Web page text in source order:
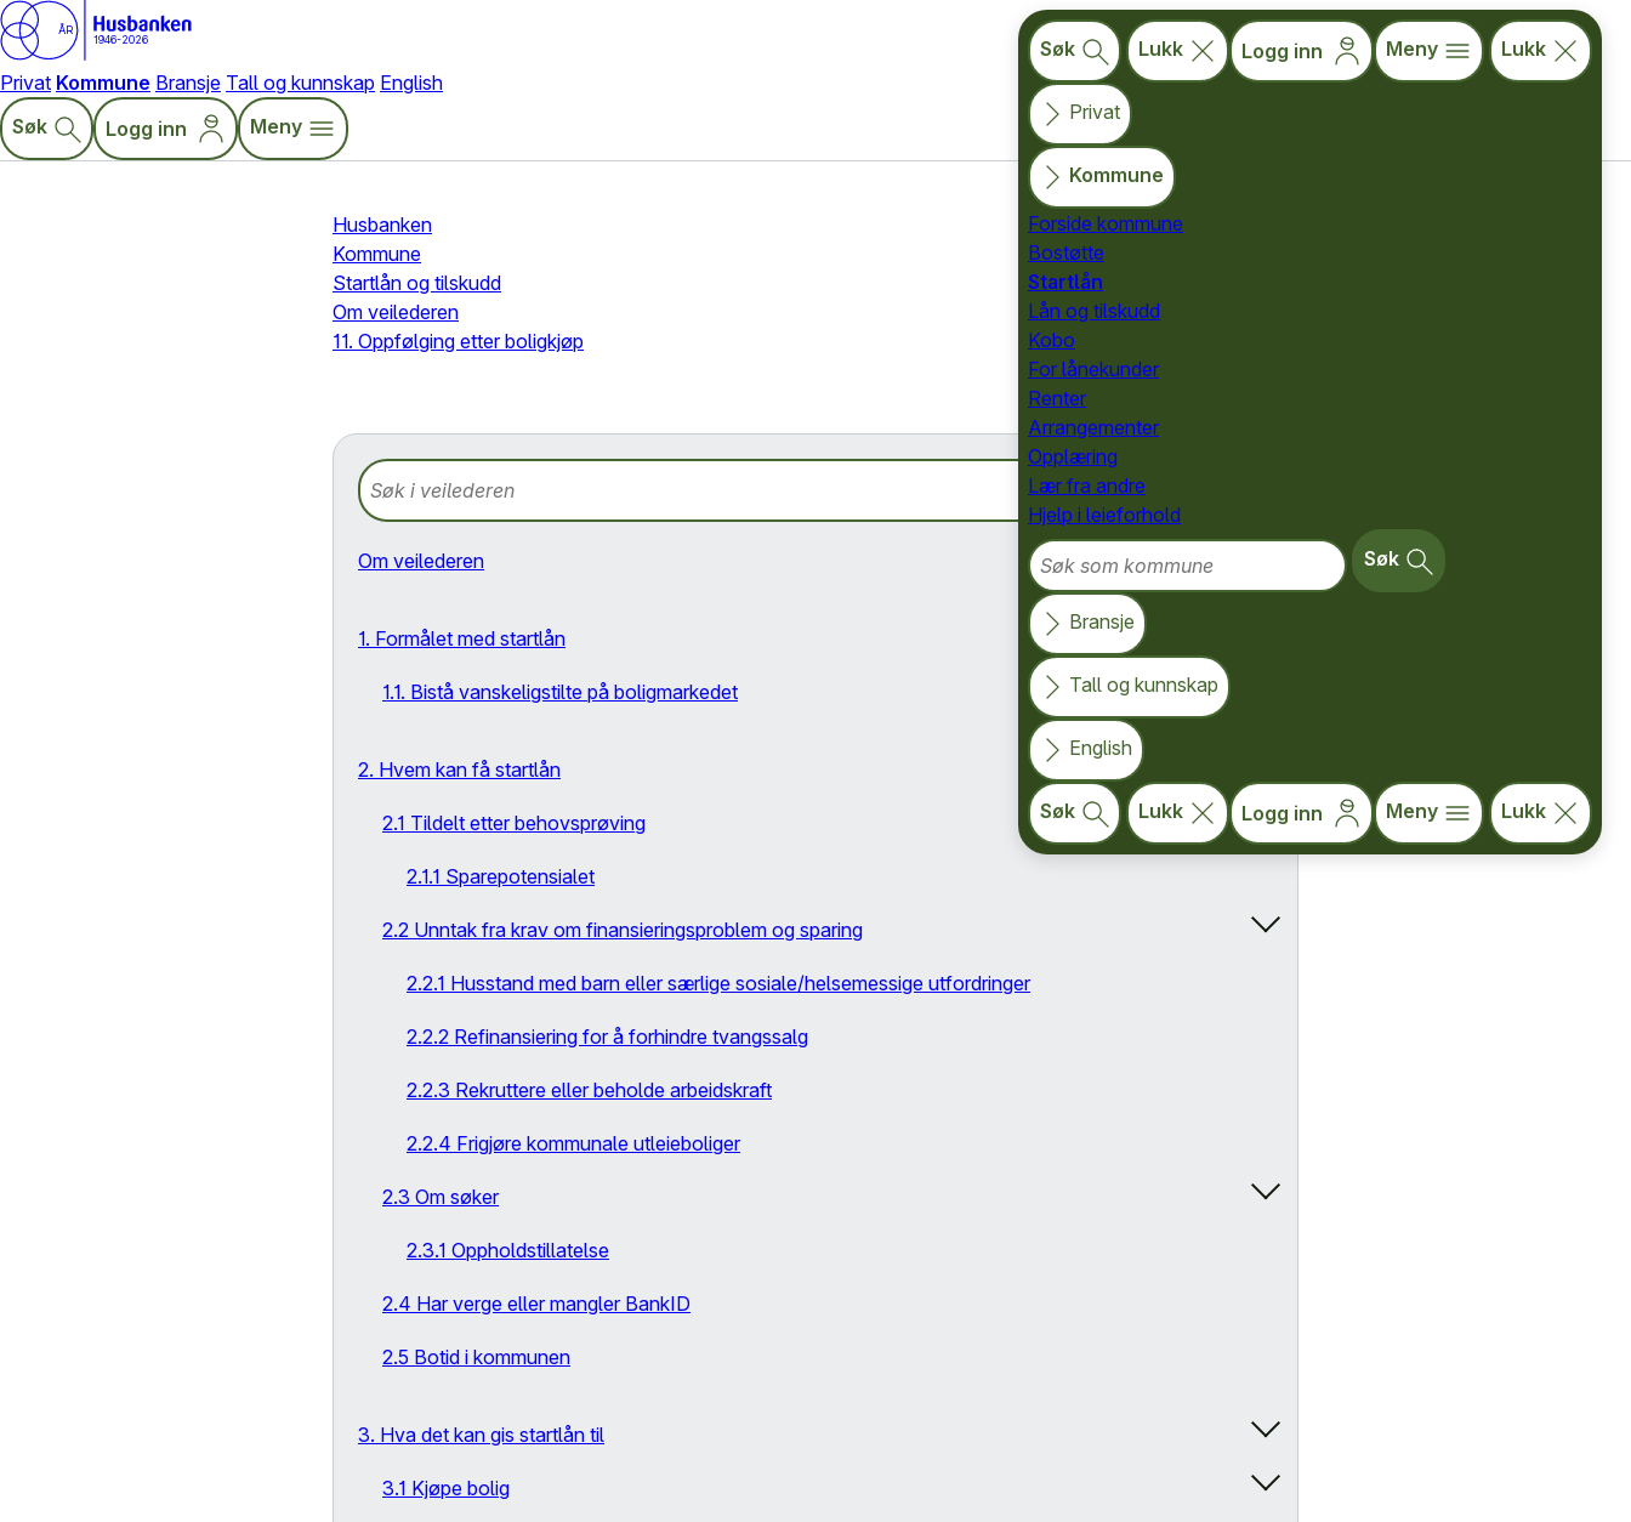
ÅR
1946-2026
Privat Kommune Bransje Tall og kunnskap English
Søk
Logg inn Meny
Søk Lukk Logg inn Meny Lukk
Privat
Kommune
Forside kommune
Bostøtte
Startlån
Lån og tilskudd
Kobo
For lånekunder
Renter
Arrangementer
Opplæring
Lær fra andre
Hjelp i leieforhold
Søk som kommune
Søk
Bransje
Tall og kunnskap
English
Søk Lukk Logg inn Meny Lukk
Husbanken
Kommune
Startlån og tilskudd
Om veilederen
11. Oppfølging etter boligkjøp
Søk i veilederen
Om veilederen
1. Formålet med startlån
1.1. Bistå vanskeligstilte på boligmarkedet
2. Hvem kan få startlån
2.1 Tildelt etter behovsprøving
2.1.1 Sparepotensialet
2.2 Unntak fra krav om finansieringsproblem og sparing
2.2.1 Husstand med barn eller særlige sosiale/helsemessige utfordringer
2.2.2 Refinansiering for å forhindre tvangssalg
2.2.3 Rekruttere eller beholde arbeidskraft
2.2.4 Frigjøre kommunale utleieboliger
2.3 Om søker
2.3.1 Oppholdstillatelse
2.4 Har verge eller mangler BankID
2.5 Botid i kommunen
3. Hva det kan gis startlån til
3.1 Kjøpe bolig